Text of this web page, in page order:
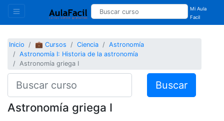
Mi Aula
Facil
Inicio 💼 Cursos Ciencia
Astronomía
Astronomía I: Historia de la astronomía
Astronomía griega I
Buscar
Astronomía griega I